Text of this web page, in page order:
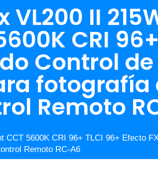
II
CRI
Control
fotografía
Remoto
5600K CRI 96+ TLCI 96+ Efecto
Remoto RC-A6